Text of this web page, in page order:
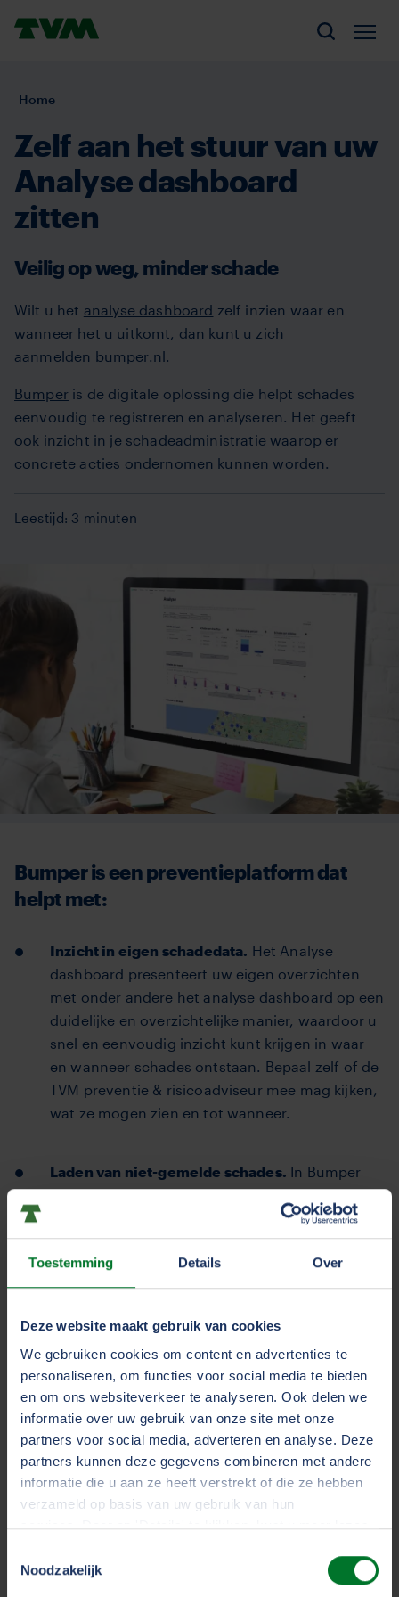
Toestemming Details Over
Deze website maakt gebruik van cookies
We gebruiken cookies om content en advertenties te
personaliseren, om functies voor social media te bieden
en om ons websiteverkeer te analyseren. Ook delen we
informatie over uw gebruik van onze site met onze
partners voor social media, adverteren en analyse. Deze
partners kunnen deze gegevens combineren met andere
informatie die u aan ze heeft verstrekt of die ze hebben
verzameld op basis van uw gebruik van hun
services. Door op 'Details' te klikken, kunt u meer lezen
toestemming intrekken. Door op 'Alles accepteren' te
klikken, gaat u akkoord met het gebruik van alle cookies
Noodzakelijk
inhoud
Zoeken
U
hier:
Home
Zelf aan het stuur van uw
Analyse dashboard
zitten
Veilig op weg, minder schade
Wilt u het analyse dashboard zelf inzien waar en
wanneer het u uitkomt, dan kunt u zich
aanmelden bumper.nl.
Bumperis de digitale oplossing die helpt schades
eenvoudig te registreren en analyseren. Het geeft
ook inzicht in je schadeadministratie waarop er
concrete acties ondernomen kunnen worden.
Leestijd: 3 minuten
Bumper is een preventieplatform dat
helpt met:
Inzicht in eigen schadedata. Het Analyse
dashboard presenteert uw eigen overzichten
met onder andere het analyse dashboard op een
duidelijke en overzichtelijke manier, waardoor u
snel en eenvoudig inzicht kunt krijgen in waar
en wanneer schades ontstaan. Bepaal zelf of de
TVM preventie & risicoadviseur mee mag kijken,
wat ze mogen zien en tot wanneer.
Laden van niet-gemelde schades. In Bumper
kunt u alle schades melden. Ook degene die u
niet doorgeeft aan uw verzekering. Hiermee
kunt u een completer dashboard krijgen. De niet
gemelde schades kan TVM niet inzien (behalve
wanneer u hiervoor kiest (periodiek)).Lees meer.
Gemakkelijk schade melden.
Schade kan
gemeld worden door chauffeurs via hun
telefoon, maar ook door wagenparkbeheerders
via het Bumper-dashboard. Of het nu eenzijdige
of meerzijdige incidenten zijn. In vijf simpele
stappen doorloopt de chauffeur de
schademelding, registreert hij zijn locatie door
zijn GPS locatie te delen en maakt hij direct
foto’s van de schade en de situatie.
Met dit inzicht van het